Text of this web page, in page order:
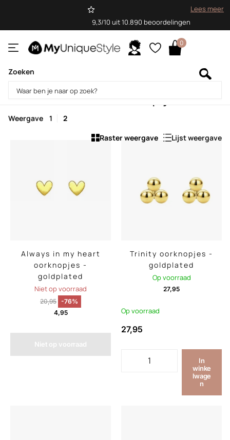
9,3/10 uit 10.890 beoordelingen
Lees meer
Zoeken
0
Homepage
Gouden oorknopjes
Weergave 1
2
Raster weergave
Lijst weergave
Always in my heart
oorknopjes -
goldplated
Niet op voorraad
20,95 -76%
4,95
Niet op voorraad
Trinity oorknopjes -
goldplated
Op voorraad
27,95
Op voorraad
27,95
In
winke
lwage
n